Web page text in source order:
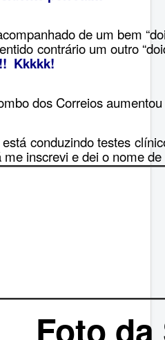
de um bem
contrário um outro
Kkkkk!
dos Correios
conduzindo testes
me inscrevi e dei o nome
Foto